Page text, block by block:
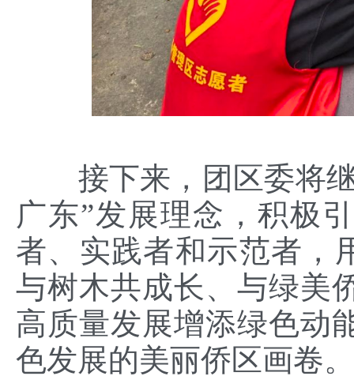
接下来，团区委将继
广东”发展理念，积极
者、实践者和示范者，
与树木共成长、与绿美
高质量发展增添绿色动
色发展的美丽侨区画卷。